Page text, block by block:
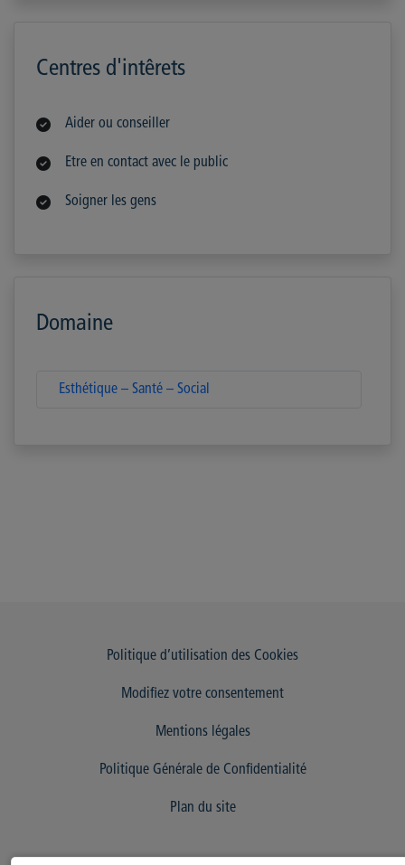
Centres d'intêrets
Aider ou conseiller
Etre en contact avec le public
Soigner les gens
Domaine
Esthétique – Santé – Social
Politique d’utilisation des Cookies
Modifiez votre consentement
Mentions légales
Politique Générale de Confidentialité
Plan du site